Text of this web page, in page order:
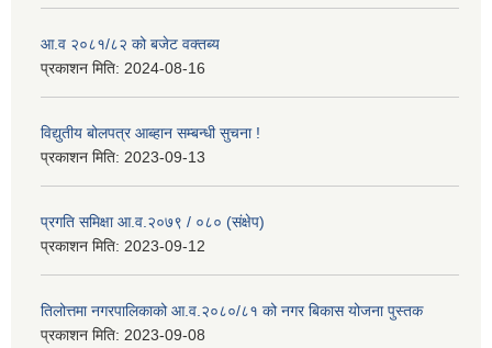
आ.व २०८१/८२ को बजेट वक्तब्य
प्रकाशन मिति: 2024-08-16
विद्युतीय बोलपत्र आब्हान सम्बन्धी सुचना !
प्रकाशन मिति: 2023-09-13
प्रगति समिक्षा आ.व.२०७९ / ०८० (संक्षेप)
प्रकाशन मिति: 2023-09-12
तिलोत्तमा नगरपालिकाको आ.व.२०८०/८१ को नगर बिकास योजना पुस्तक
प्रकाशन मिति: 2023-09-08